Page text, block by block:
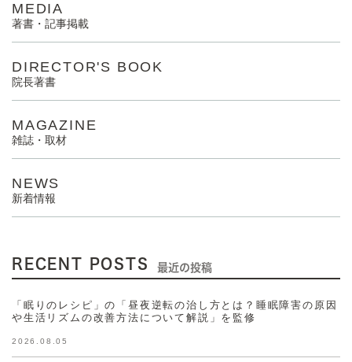
MEDIA
著書・記事掲載
DIRECTOR'S BOOK
院長著書
MAGAZINE
雑誌・取材
NEWS
新着情報
RECENT POSTS 最近の投稿
「眠りのレシピ」の「昼夜逆転の治し方とは？睡眠障害の原因
や生活リズムの改善方法について解説」を監修
2026.08.05